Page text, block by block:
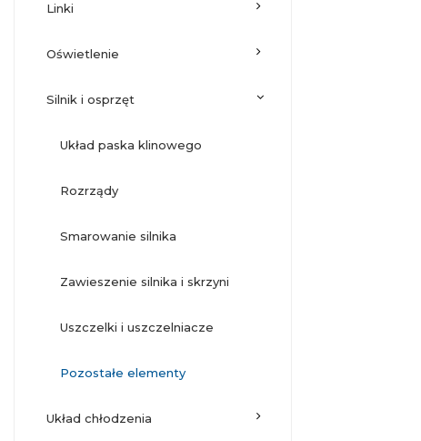
linki
oświetlenie
silnik i osprzęt
układ paska klinowego
rozrządy
smarowanie silnika
zawieszenie silnika i skrzyni
uszczelki i uszczelniacze
pozostałe elementy
układ chłodzenia